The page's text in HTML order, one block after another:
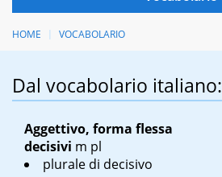
HOME VOCABOLARIO
Dal vocabolario italiano:
Aggettivo, forma flessa
decisivi m pl
plurale di decisivo